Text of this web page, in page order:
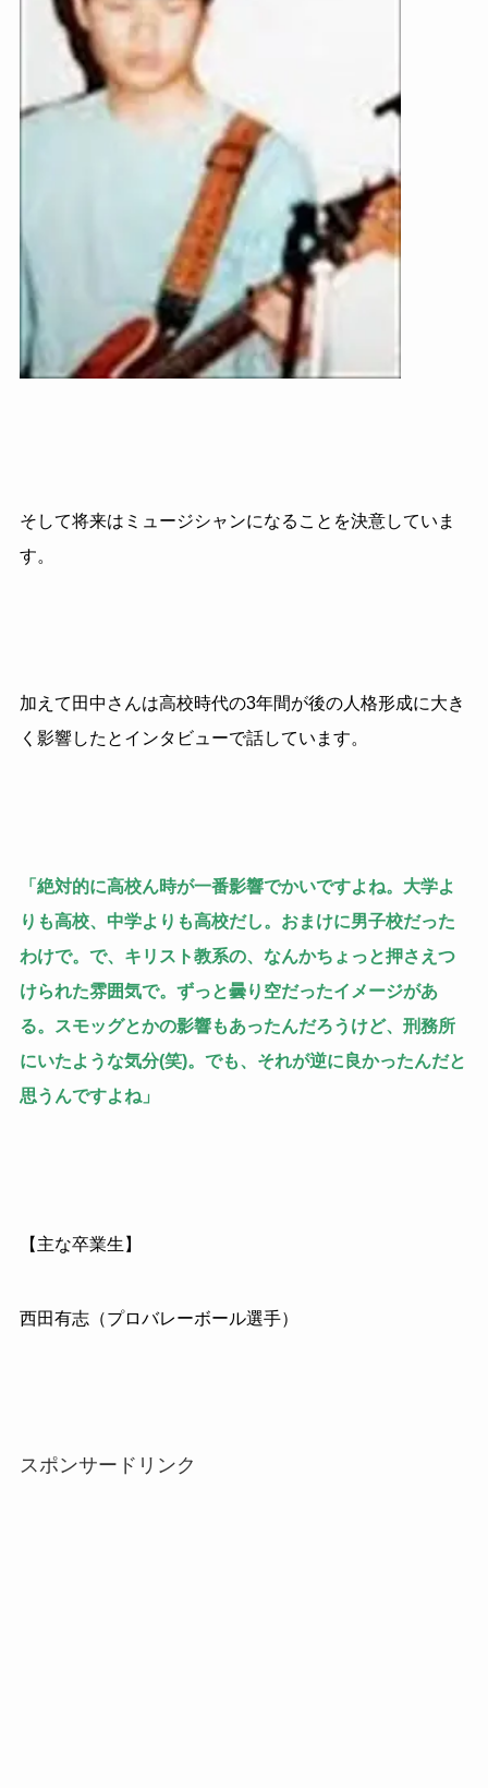
そして将来はミュージシャンになることを決意していま
す。
加えて田中さんは高校時代の3年間が後の人格形成に大き
く影響したとインタビューで話しています。
「絶対的に高校ん時が一番影響でかいですよね。大学よ
りも高校、中学よりも高校だし。おまけに男子校だった
わけで。で、キリスト教系の、なんかちょっと押さえつ
けられた雰囲気で。ずっと曇り空だったイメージがあ
る。スモッグとかの影響もあったんだろうけど、刑務所
にいたような気分(笑)。でも、それが逆に良かったんだと
思うんですよね」
【主な卒業生】
西田有志（プロバレーボール選手）
スポンサードリンク